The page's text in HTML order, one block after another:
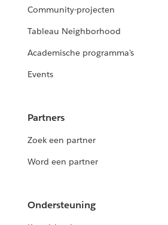
Community-projecten
Tableau Neighborhood
Academische programma's
Events
Partners
Zoek een partner
Word een partner
Ondersteuning